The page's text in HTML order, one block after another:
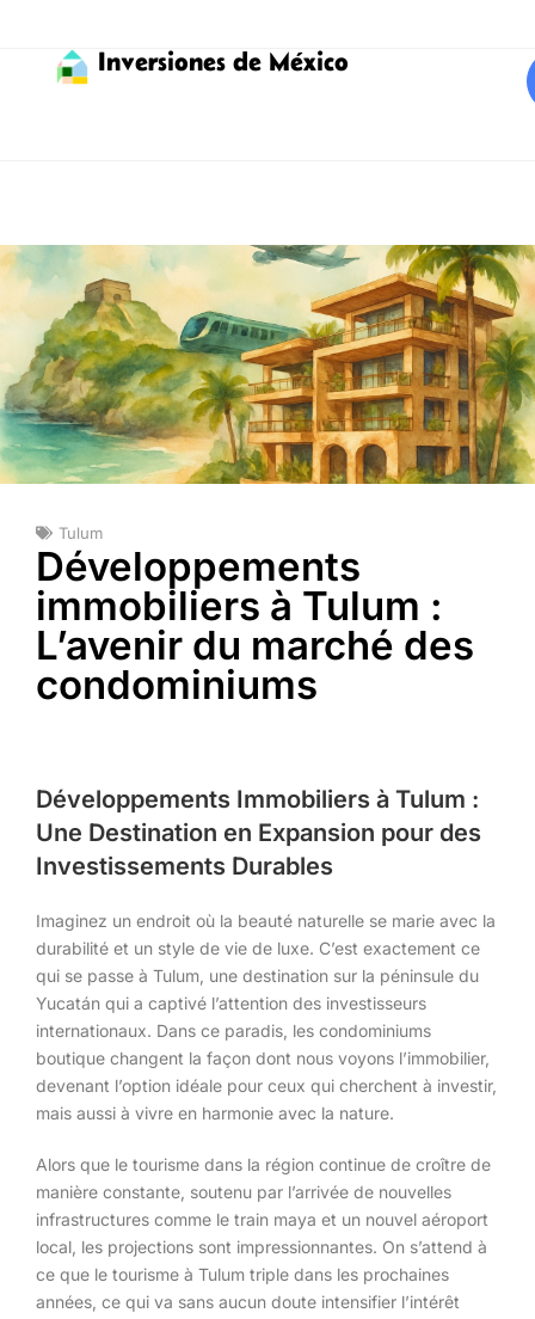
Inversiones de México
Tulum
Développements
immobiliers à Tulum :
L’avenir du marché des
condominiums
Développements Immobiliers à Tulum :
Une Destination en Expansion pour des
Investissements Durables
Imaginez un endroit où la beauté naturelle se marie avec la
durabilité et un style de vie de luxe. C’est exactement ce
qui se passe à Tulum, une destination sur la péninsule du
Yucatán qui a captivé l’attention des investisseurs
internationaux. Dans ce paradis, les condominiums
boutique changent la façon dont nous voyons l’immobilier,
devenant l’option idéale pour ceux qui cherchent à investir,
mais aussi à vivre en harmonie avec la nature.
Alors que le tourisme dans la région continue de croître de
manière constante, soutenu par l’arrivée de nouvelles
infrastructures comme le train maya et un nouvel aéroport
local, les projections sont impressionnantes. On s’attend à
ce que le tourisme à Tulum triple dans les prochaines
années, ce qui va sans aucun doute intensifier l’intérêt